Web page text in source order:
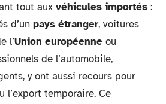
tout aux véhicules importés :
d’un pays étranger, voitures
l’Union européenne ou
de l’automobile,
y ont aussi recours pour
l’export temporaire. Ce